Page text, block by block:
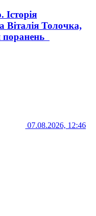
Віталія Толочка,
поранень
07.08.2026, 12:46